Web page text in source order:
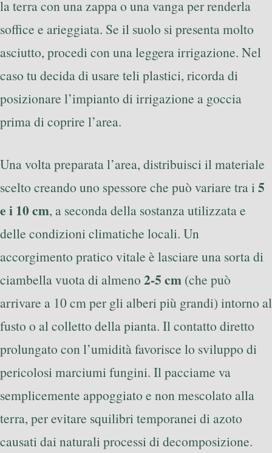
la terra con una zappa o una vanga per renderla
soffice e arieggiata. Se il suolo si presenta molto
asciutto, procedi con una leggera irrigazione. Nel
caso tu decida di usare teli plastici, ricorda di
posizionare l’impianto di irrigazione a goccia
prima di coprire l’area.
Una volta preparata l’area, distribuisci il materiale
scelto creando uno spessore che può variare tra i5
e i 10 cm, a seconda della sostanza utilizzata e
delle condizioni climatiche locali. Un
accorgimento pratico vitale è lasciare una sorta di
ciambella vuota di almeno 2-5 cm (che può
arrivare a 10 cm per gli alberi più grandi) intorno al
fusto o al colletto della pianta. Il contatto diretto
prolungato con l’umidità favorisce lo sviluppo di
pericolosi marciumi fungini. Il pacciame va
semplicemente appoggiato e non mescolato alla
terra, per evitare squilibri temporanei di azoto
causati dai naturali processi di decomposizione.